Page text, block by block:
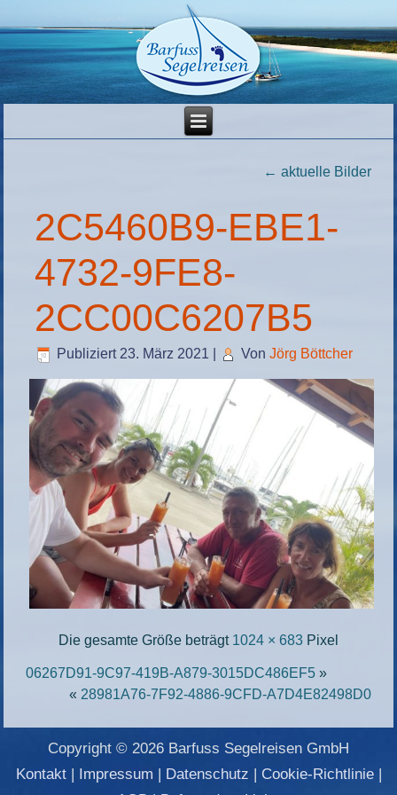
← aktuelle Bilder
2C5460B9-EBE1-
4732-9FE8-
2CC00C6207B5
Publiziert 23. März 2021 Von Jörg Böttcher
Die gesamte Größe beträgt 1024 × 683 Pixel
06267D91-9C97-419B-A879-3015DC486EF5 »
« 28981A76-7F92-4886-9CFD-A7D4E82498D0
Copyright © 2026 Barfuss Segelreisen GmbH
Kontakt| Impressum | Datenschutz | Cookie-Richtlinie|